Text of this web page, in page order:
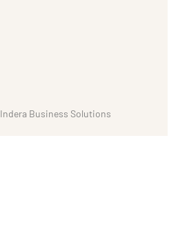
Indera Business Solutions